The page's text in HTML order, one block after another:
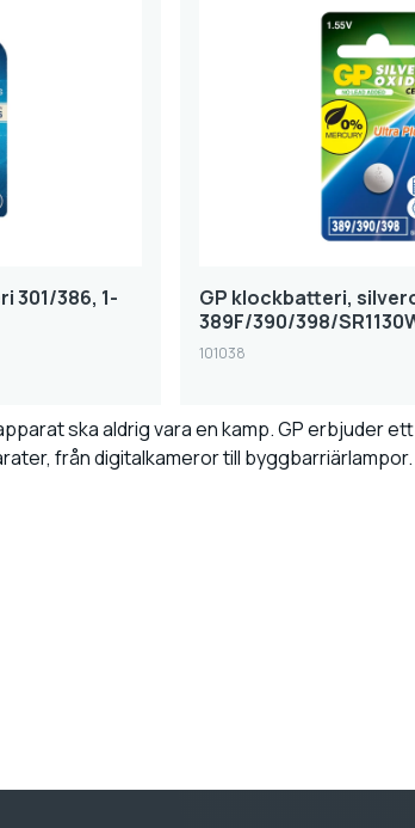
301/386, 1-
GP klockbatteri,
389F/390/398/
101038
ska aldrig vara en kamp. GP erbjuder
från digitalkameror till byggbarriärlampor.